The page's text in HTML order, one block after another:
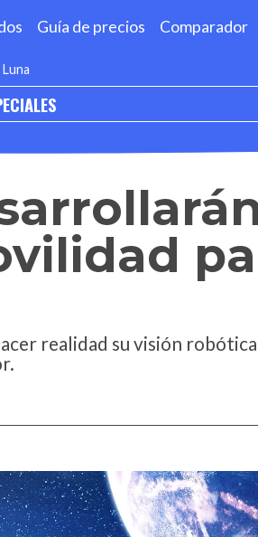
Guía de precios Comparador
realidad su visión